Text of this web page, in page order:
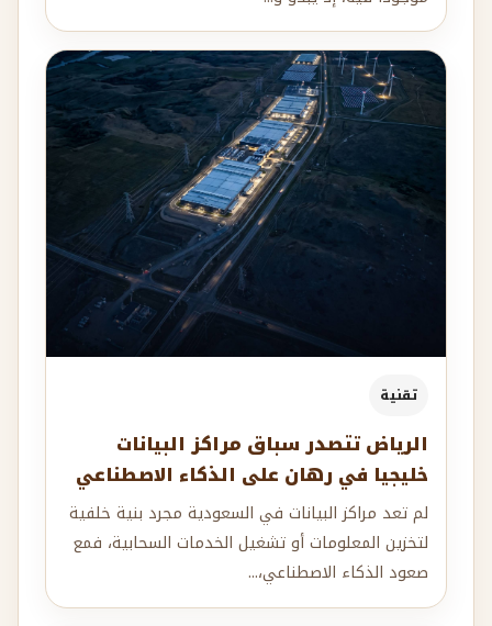
تقنية
الرياض تتصدر سباق مراكز البيانات
خليجيا في رهان على الذكاء الاصطناعي
لم تعد مراكز البيانات في السعودية مجرد بنية خلفية
لتخزين المعلومات أو تشغيل الخدمات السحابية، فمع
صعود الذكاء الاصطناعي،...